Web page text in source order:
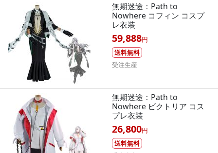
無期迷途：Path to
Nowhere コフィン コスプ
レ衣装
59,888円
送料無料
受注生産
無期迷途：Path to
Nowhere ビクトリア コス
プレ衣装
26,800円
送料無料